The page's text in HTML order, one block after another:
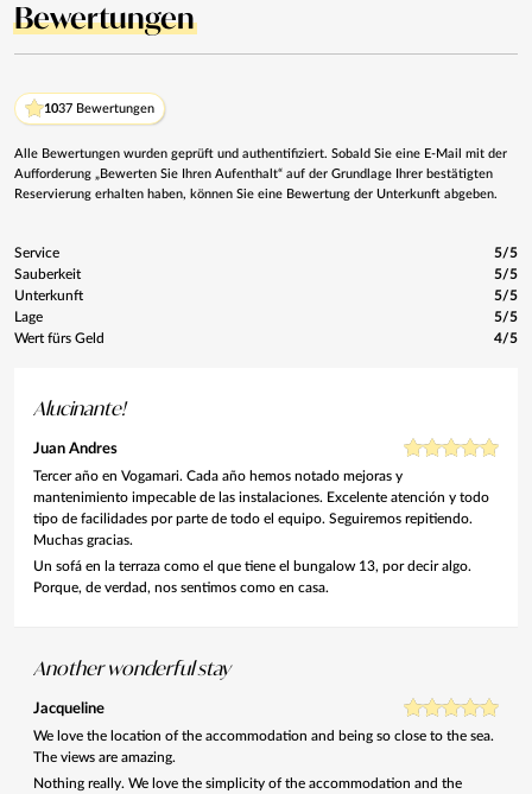
Bewertungen
1037 Bewertungen
Alle Bewertungen wurden geprüft und authentifiziert. Sobald Sie eine E-Mail mit der
Aufforderung „Bewerten Sie Ihren Aufenthalt“ auf der Grundlage Ihrer bestätigten
Reservierung erhalten haben, können Sie eine Bewertung der Unterkunft abgeben.
Service
5/5
Sauberkeit
5/5
Unterkunft
5/5
Lage
5/5
Wert fürs Geld
4/5
Alucinante!
Juan Andres
Tercer año en Vogamari. Cada año hemos notado mejoras y
mantenimiento impecable de las instalaciones. Excelente atención y todo
tipo de facilidades por parte de todo el equipo. Seguiremos repitiendo.
Muchas gracias.
Un sofá en la terraza como el que tiene el bungalow 13, por decir algo.
Porque, de verdad, nos sentimos como en casa.
Another wonderful stay
Jacqueline
We love the location of the accommodation and being so close to the sea.
The views are amazing.
Nothing really. We love the simplicity of the accommodation and the